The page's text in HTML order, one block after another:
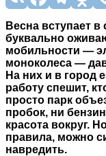
Весна вступает
буквально
мобильности —
моноколеса —
На них и в город
работу спешит,
просто парк
пробок, ни
красота вокруг.
правила, можно
навредить.